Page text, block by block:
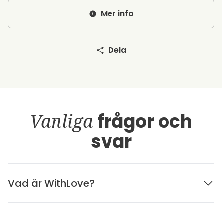
Mer info
Dela
Vanligafrågor och
svar
Vad är WithLove?